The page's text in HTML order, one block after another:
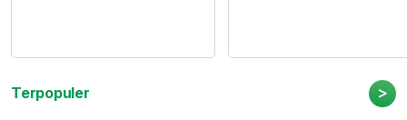
Terpopuler >